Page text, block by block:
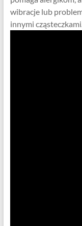
wibracje lub
innymi